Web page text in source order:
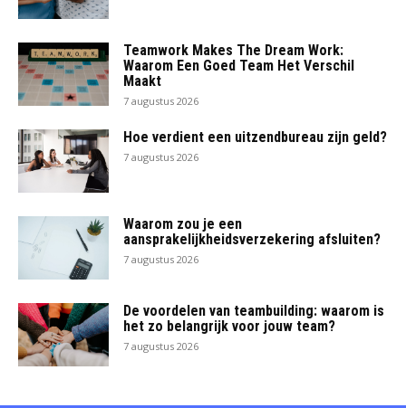
Teamwork Makes The Dream Work:
Waarom Een Goed Team Het Verschil
Maakt
7 augustus 2026
Hoe verdient een uitzendbureau zijn geld?
7 augustus 2026
Waarom zou je een
aansprakelijkheidsverzekering afsluiten?
7 augustus 2026
De voordelen van teambuilding: waarom is
het zo belangrijk voor jouw team?
7 augustus 2026